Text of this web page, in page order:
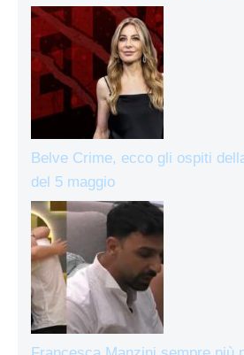
Belve Crime, ecco gli ospiti
del 5 maggio